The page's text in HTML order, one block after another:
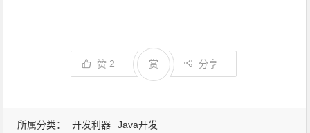
赞 2 分享
赏
所属分类： 开发利器 Java开发